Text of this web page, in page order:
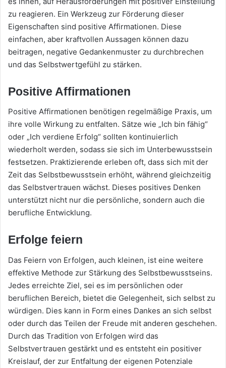
zu reagieren. Ein Werkzeug zur Förderung dieser
Eigenschaften sind positive Affirmationen. Diese
einfachen, aber kraftvollen Aussagen können dazu
beitragen, negative Gedankenmuster zu durchbrechen
und das Selbstwertgefühl zu stärken.
Positive Affirmationen
Positive Affirmationen benötigen regelmäßige Praxis, um
ihre volle Wirkung zu entfalten. Sätze wie „Ich bin fähig“
oder „Ich verdiene Erfolg“ sollten kontinuierlich
wiederholt werden, sodass sie sich im Unterbewusstsein
festsetzen. Praktizierende erleben oft, dass sich mit der
Zeit das Selbstbewusstsein erhöht, während gleichzeitig
das Selbstvertrauen wächst. Dieses positives Denken
unterstützt nicht nur die persönliche, sondern auch die
berufliche Entwicklung.
Erfolge feiern
Das Feiern von Erfolgen, auch kleinen, ist eine weitere
effektive Methode zur Stärkung des Selbstbewusstseins.
Jedes erreichte Ziel, sei es im persönlichen oder
beruflichen Bereich, bietet die Gelegenheit, sich selbst zu
würdigen. Dies kann in Form eines Dankes an sich selbst
oder durch das Teilen der Freude mit anderen geschehen.
Durch das Tradition von Erfolgen wird das
Selbstvertrauen gestärkt und es entsteht ein positiver
Kreislauf, der zur Entfaltung der eigenen Potenziale